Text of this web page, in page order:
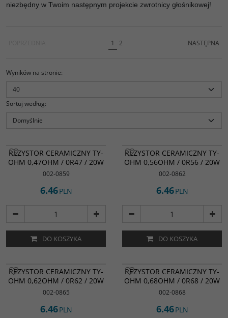
niezbędny w Twoim następnym projekcie zwrotnicy głośnikowej!
1 2 NASTĘPNA
Wyników na stronie:
Sortuj według:
REZYSTOR CERAMICZNY TY-
OHM 0,47OHM / 0R47 / 20W
002-0859
6.46PLN
DO KOSZYKA
REZYSTOR CERAMICZNY TY-
OHM 0,56OHM / 0R56 / 20W
002-0862
6.46PLN
DO KOSZYKA
REZYSTOR CERAMICZNY TY-
OHM 0,62OHM / 0R62 / 20W
002-0865
6.46PLN
REZYSTOR CERAMICZNY TY-
OHM 0,68OHM / 0R68 / 20W
002-0868
6.46PLN